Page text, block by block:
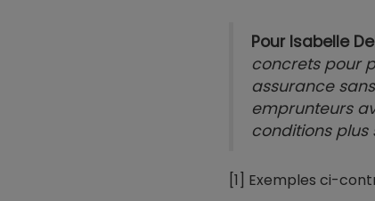
Pour Isabelle
concrets pour
assurance
emprunteurs
conditions plus
[1] Exemples ci-